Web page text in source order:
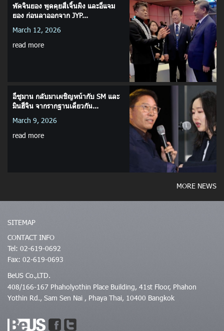
พัคจินยอง พูดคุยสีเจิ้นผิง และอีแจม
ยอง ก่อนลาออกจาก JYP...
March 12, 2026
read more
อีซูมาน กลับมาเผชิญหน้ากับ SM และ
มินฮีจิน จากรากฐานเดียวกัน...
March 9, 2026
read more
MORE NEWS
SITEMAP
CONTACT INFO
Tel: 02-619-0692
Fax: 02-619-0693
BeUS Co.,LTD.
408/166-167 Phaholyothin Place Building, 41st Floor, Phahon
Yothin Rd., Sam Sen Nai , Phaya Thai, 10400 Bangkok